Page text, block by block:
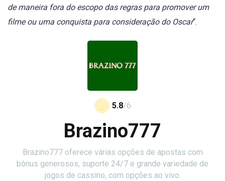
de maneira fora do escopo das regras para promover um
filme ou uma conquista para consideração do Oscar“.
5.8/6
Brazino777
Brazino777 oferece várias opções de apostas com
bônus generosos, suporte 24/7 e grande variedade de
jogos de cassino, com opções ao vivo.